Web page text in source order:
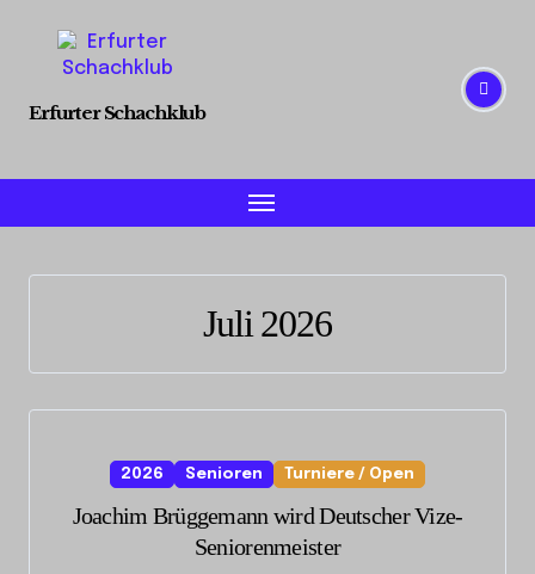
content
Erfurter Schachklub
Juli 2026
2026 Senioren Turniere / Open
Joachim Brüggemann wird Deutscher Vize-
Seniorenmeister